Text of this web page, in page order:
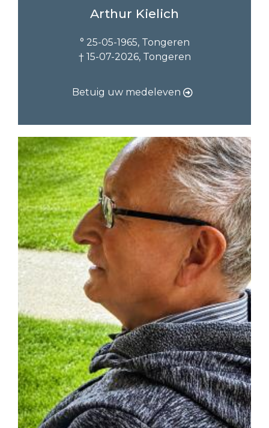
Arthur Kielich
° 25-05-1965, Tongeren
† 15-07-2026, Tongeren
Betuig uw medeleven